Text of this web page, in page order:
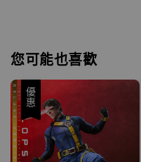
您可能也喜歡
優惠